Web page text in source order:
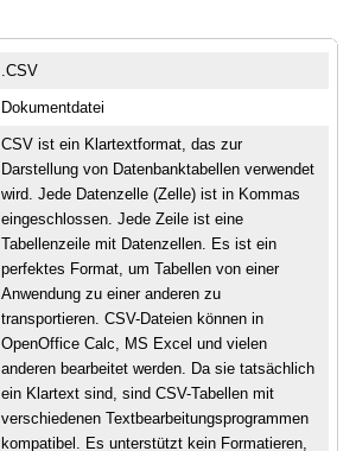
.CSV
Dokumentdatei
CSV ist ein Klartextformat, das zur
Darstellung von Datenbanktabellen verwendet
wird. Jede Datenzelle (Zelle) ist in Kommas
eingeschlossen. Jede Zeile ist eine
Tabellenzeile mit Datenzellen. Es ist ein
perfektes Format, um Tabellen von einer
Anwendung zu einer anderen zu
transportieren. CSV-Dateien können in
OpenOffice Calc, MS Excel und vielen
anderen bearbeitet werden. Da sie tatsächlich
ein Klartext sind, sind CSV-Tabellen mit
verschiedenen Textbearbeitungsprogrammen
kompatibel. Es unterstützt kein Formatieren,